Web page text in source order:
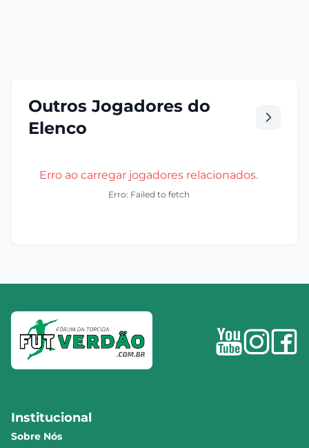
Outros Jogadores do
Elenco
Erro ao carregar jogadores relacionados.
Erro: Failed to fetch
Institucional
Sobre Nós